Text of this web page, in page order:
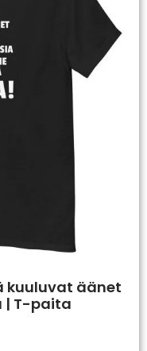
kuuluvat äänet
| T-paita